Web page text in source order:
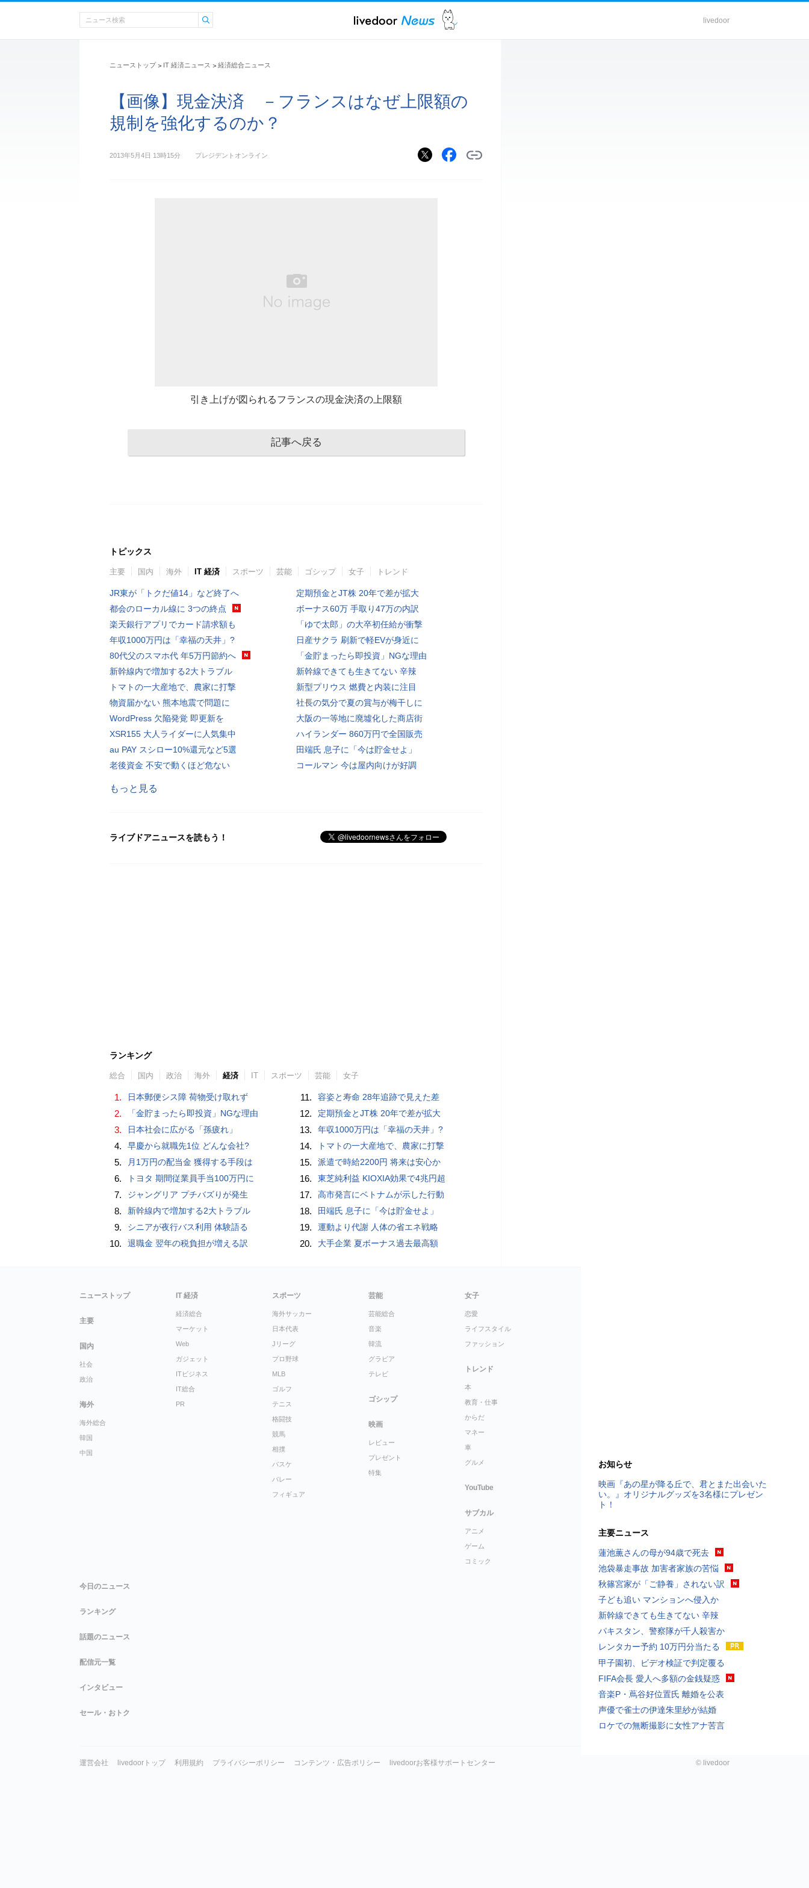
livedoor
ニューストップ > IT 経済ニュース > 経済総合ニュース
【画像】現金決済 －フランスはなぜ上限額の
規制を強化するのか？
2013年5月4日 13時15分 プレジデントオンライン
引き上げが図られるフランスの現金決済の上限額
記事へ戻る
トピックス
主要 国内 海外 IT 経済 スポーツ 芸能 ゴシップ 女子 トレンド
JR東が「トクだ値14」など終了へ
都会のローカル線に 3つの終点
楽天銀行アプリでカード請求額も
年収1000万円は「幸福の天井」?
80代父のスマホ代 年5万円節約へ
新幹線内で増加する2大トラブル
トマトの一大産地で、農家に打撃
物資届かない 熊本地震で問題に
WordPress 欠陥発覚 即更新を
XSR155 大人ライダーに人気集中
au PAY スシロー10%還元など5選
老後資金 不安で動くほど危ない
定期預金とJT株 20年で差が拡大
ボーナス60万 手取り47万の内訳
「ゆで太郎」の大卒初任給が衝撃
日産サクラ 刷新で軽EVが身近に
「金貯まったら即投資」NGな理由
新幹線できても生きてない 辛辣
新型プリウス 燃費と内装に注目
社長の気分で夏の賞与が梅干しに
大阪の一等地に廃墟化した商店街
ハイランダー 860万円で全国販売
田端氏 息子に「今は貯金せよ」
コールマン 今は屋内向けが好調
もっと見る
ライブドアニュースを読もう！
ランキング
総合 国内 政治 海外 経済 IT スポーツ 芸能 女子
1. 日本郵便シス障 荷物受け取れず
2. 「金貯まったら即投資」NGな理由
3. 日本社会に広がる「孫疲れ」
4. 早慶から就職先1位 どんな会社?
5. 月1万円の配当金 獲得する手段は
6. トヨタ 期間従業員手当100万円に
7. ジャングリア プチバズりが発生
8. 新幹線内で増加する2大トラブル
9. シニアが夜行バス利用 体験語る
10. 退職金 翌年の税負担が増える訳
11. 容姿と寿命 28年追跡で見えた差
12. 定期預金とJT株 20年で差が拡大
13. 年収1000万円は「幸福の天井」?
14. トマトの一大産地で、農家に打撃
15. 派遣で時給2200円 将来は安心か
16. 東芝純利益 KIOXIA効果で4兆円超
17. 高市発言にベトナムが示した行動
18. 田端氏 息子に「今は貯金せよ」
19. 運動より代謝 人体の省エネ戦略
20. 大手企業 夏ボーナス過去最高額
お知らせ
映画『あの星が降る丘で、君とまた出会いた
い。』オリジナルグッズを3名様にプレゼン
ト！
主要ニュース
蓮池薫さんの母が94歳で死去
池袋暴走事故 加害者家族の苦悩
秋篠宮家が「ご静養」されない訳
子ども追い マンションへ侵入か
新幹線できても生きてない 辛辣
パキスタン、警察隊が千人殺害か
レンタカー予約 10万円分当たる
甲子園初、ビデオ検証で判定覆る
FIFA会長 愛人へ多額の金銭疑惑
音楽P・蔦谷好位置氏 離婚を公表
声優で雀士の伊達朱里紗が結婚
ロケでの無断撮影に女性アナ苦言
ニューストップ
主要
国内
社会
政治
海外
海外総合
韓国
中国
IT 経済
経済総合
マーケット
Web
ガジェット
ITビジネス
IT総合
PR
スポーツ
海外サッカー
日本代表
Jリーグ
プロ野球
MLB
ゴルフ
テニス
格闘技
競馬
相撲
バスケ
バレー
フィギュア
芸能
芸能総合
音楽
韓流
グラビア
テレビ
ゴシップ
映画
レビュー
プレゼント
特集
女子
恋愛
ライフスタイル
ファッション
トレンド
本
教育・仕事
からだ
マネー
車
グルメ
YouTube
サブカル
アニメ
ゲーム
コミック
今日のニュース
ランキング
話題のニュース
配信元一覧
インタビュー
セール・おトク
運営会社 livedoorトップ 利用規約 プライバシーポリシー コンテンツ・広告ポリシー livedoorお客様サポートセンター © livedoor